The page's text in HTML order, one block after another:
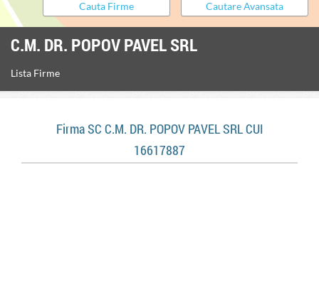
C.M. DR. POPOV PAVEL SRL
Lista Firme
Firma SC C.M. DR. POPOV PAVEL SRL CUI
16617887